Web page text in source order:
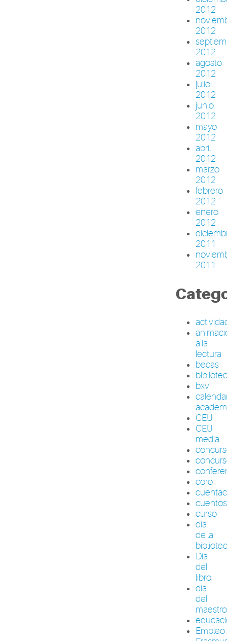
2012
2012
2012
agosto
2012
julio
2012
junio
2012
mayo
2012
abril
2012
marzo
2012
febrero
2012
enero
2012
2011
2011
a la
lectura
becas
bxvi
CEU
CEU
media
coro
cuentos
curso
día
de la
Día
del
libro
día
del
maestro
Empleo